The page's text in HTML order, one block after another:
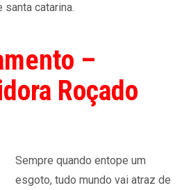
santa catarina.
–
Roçado
Sempre quando entope um
esgoto, tudo mundo vai atraz de